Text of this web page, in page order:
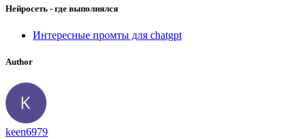
Нейросеть - где выполнялся
Интересные промты для chatgpt
Author
keen6979